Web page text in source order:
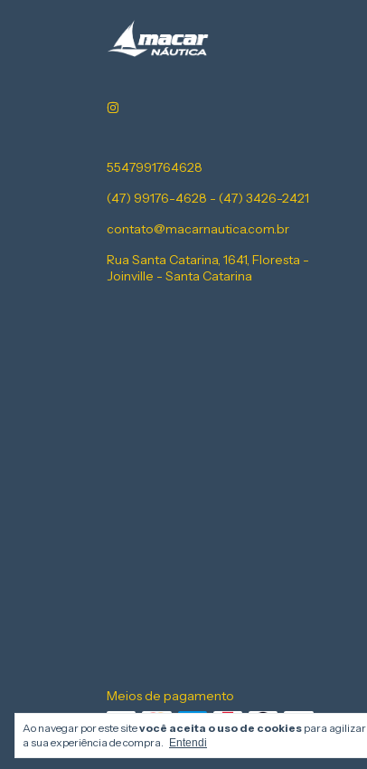
Ao navegar por este sitevocê aceita o uso de cookies para agilizar
a sua experiência de compra.
Entendi
5547991764628
(47) 99176-4628 - (47) 3426-2421
contato@macarnautica.com.br
Rua Santa Catarina, 1641, Floresta -
Joinville - Santa Catarina
Meios de pagamento